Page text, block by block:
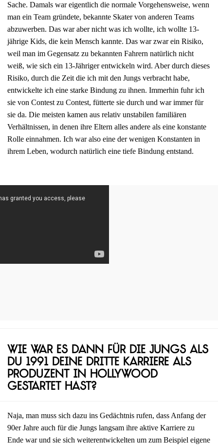
Sache. Damals war eigentlich die normale Vorgehensweise, wenn
man ein Team gründete, bekannte Skater von anderen Teams
abzuwerben. Das war aber nicht was ich wollte, ich wollte 13-
jährige Kids, die kein Mensch kannte. Das war zwar ein Risiko,
weil man im Gegensatz zu bekannten Fahrern natürlich nicht
weiß, wie sich ein 13-Jähriger entwickeln wird. Aber durch dieses
Risiko, durch die Zeit die ich mit den Jungs verbracht habe,
entwickelte ich eine starke Bindung zu ihnen. Immerhin fuhr ich
sie von Contest zu Contest, fütterte sie durch und war immer für
sie da. Die meisten kamen aus relativ unstabilen familiären
Verhältnissen, in denen ihre Eltern alles andere als eine konstante
Rolle einnahmen. Ich war also eine der wenigen Konstanten in
ihrem Leben, wodurch natürlich eine tiefe Bindung entstand.
Wie war es dann für die Jungs als
du 1991 deine dritte Karriere als
Produzent in Hollywood
gestartet hast?
Naja, man muss sich dazu ins Gedächtnis rufen, dass Anfang der
90er Jahre auch für die Jungs langsam ihre aktive Karriere zu
Ende war und sie sich weiterentwickelten um zum Beispiel eigene